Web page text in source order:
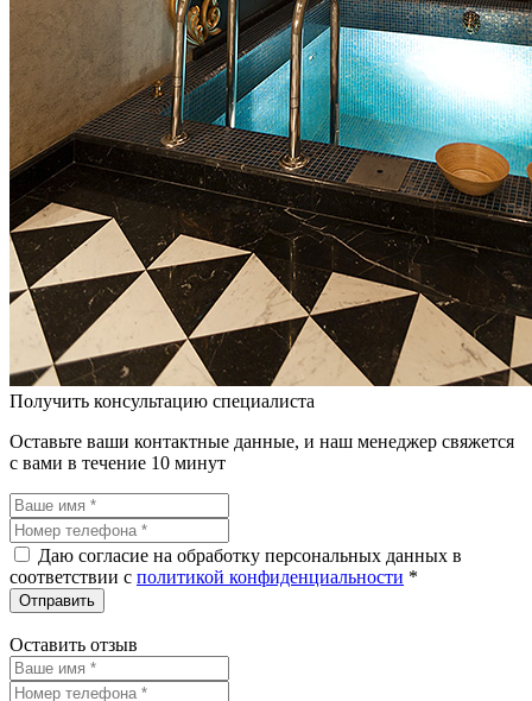
Получить консультацию специалиста
Оставьте ваши контактные данные, и наш менеджер свяжется
с вами в течение 10 минут
Даю согласие на обработку персональных данных в
соответствии c политикой конфиденциальности *
Оставить отзыв